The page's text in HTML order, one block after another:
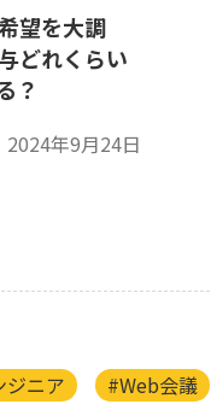
望を大調
どれくらい
？
2024年9月24日
ニア #Web会議